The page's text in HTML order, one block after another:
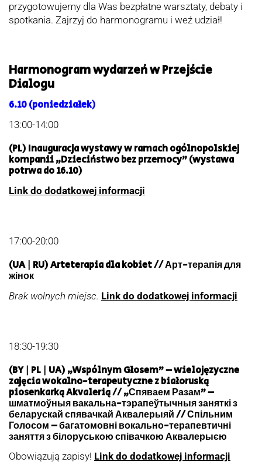
przygotowujemy dla Was bezpłatne warsztaty, debaty i
spotkania. Zajrzyj do harmonogramu i weź udział!
Harmonogram wydarzeń w Przejście
Dialogu
6.10(poniedziałek)
13:00-14:00
(PL) Inauguracja wystawy w ramach ogólnopolskiej
kompanii „Dzieciństwo bez przemocy” (wystawa
potrwa do 16.10)
Link do dodatkowej informacji
17:00-20:00
(UA | RU) Arteterapia dla kobiet // Арт-терапія для
жінок
Brak wolnych miejsc. Link do dodatkowej informacji
18:30-19:30
(BY | PL | UA) „Wspólnym Głosem” – wielojęzyczne
zajęcia wokalno-terapeutyczne z białoruską
piosenkarką Akvalerią // „Спяваем Разам” –
шматмоўныя вакальна-тэрапеўтычныя заняткі з
беларускай спявачкай Аквалерыяй // Спільним
Голосом – багатомовні вокально-терапевтичні
заняття з білоруською співачкою Аквалерыєю
Obowiązują zapisy! Link do dodatkowej informacji